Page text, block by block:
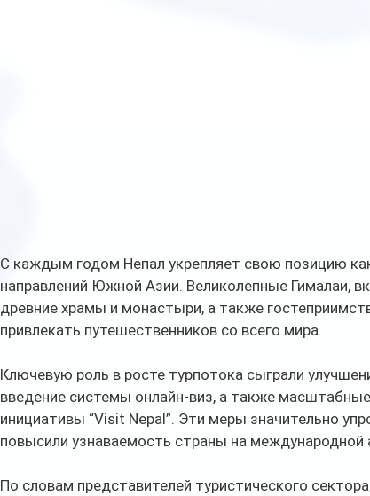
С каждым годом Непал укрепляет свою позицию
направлений Южной Азии. Великолепные Гималаи,
древние храмы и монастыри, а также
привлекать путешественников со всего мира.
Ключевую роль в росте турпотока сыграли
введение системы онлайн-виз, а также
инициативы “Visit Nepal”. Эти меры значительно
повысили узнаваемость страны на международной
По словам представителей туристического